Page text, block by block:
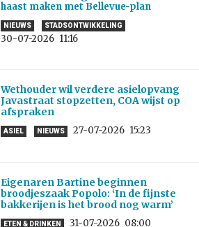
haast maken met Bellevue-plan
NIEUWS STADSONTWIKKELING
30-07-2026 11:16
Wethouder wil verdere asielopvang
Javastraat stopzetten, COA wijst op
afspraken
ASIEL NIEUWS 27-07-2026 15:23
Eigenaren Bartine beginnen
broodjeszaak Popolo: ‘In de fijnste
bakkerijen is het brood nog warm’
ETEN & DRINKEN 31-07-2026 08:00